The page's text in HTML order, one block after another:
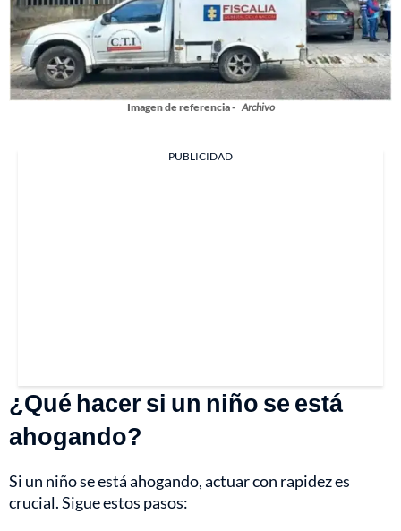
Imagen de referencia - Archivo
PUBLICIDAD
¿Qué hacer si un niño se está
ahogando?
Si un niño se está ahogando, actuar con rapidez es
crucial. Sigue estos pasos: